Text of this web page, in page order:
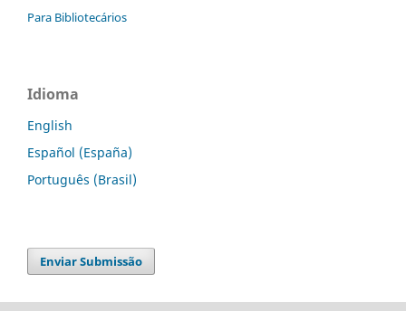
Para Bibliotecários
Idioma
English
Español (España)
Português (Brasil)
Enviar Submissão